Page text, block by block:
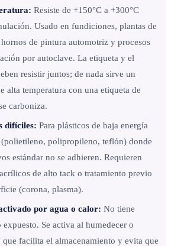
Resiste de +150°C a +300°C
Usado en fundiciones, plantas de
de pintura automotriz y procesos
por autoclave. La etiqueta y el
resistir juntos; de nada sirve un
alta temperatura con una etiqueta de
carboniza.
difíciles: Para plásticos de baja energía
polipropileno, teflón) donde
estándar no se adhieren. Requieren
de alto tack o tratamiento previo
(corona, plasma).
por agua o calor: No tiene
expuesto. Se activa al humedecer o
que facilita el almacenamiento y evita que